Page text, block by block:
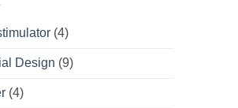
(4)
Design (9)
(4)